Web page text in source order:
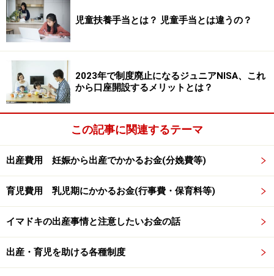
給付対象なのに請求を忘れていた場合は、
日から2年以内なら全額請求できます。2年経過後は1日
経つごとにもらえる日数が毎日1日分ずつ減っていって
しまうので、なるべく早く手続きをしましょう。
旧職場の総務部か、健康保険組合や共済窓口、もしくは
管轄する年金事務所で手続きの仕方について確認してく
児童手当
現在の児童手当の支給額は以下のとおりです。2012年6
月からは所得制限も導入されました。
・3歳未満 1万5000円
児童扶養手当とは？ 児童手当とは違うの？
2023年で制度廃止になるジュニアNISA、これ
から口座開設するメリットとは？
この記事に関連するテーマ
出産費用 妊娠から出産でかかるお金(分娩費等)
育児費用 乳児期にかかるお金(行事費・保育料等)
イマドキの出産事情と注意したいお金の話
出産・育児を助ける各種制度